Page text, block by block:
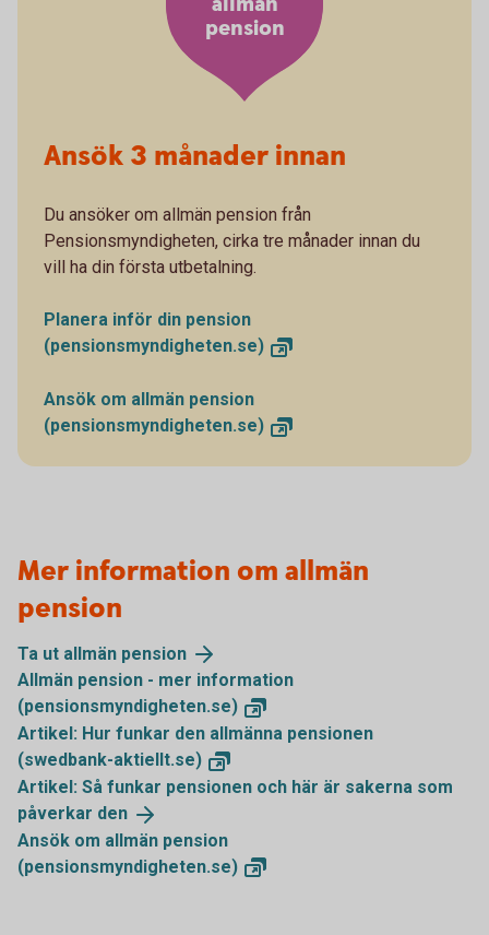
pension
Ansök 3 månader innan
Du ansöker om allmän pension från
Pensionsmyndigheten, cirka tre månader innan du
vill ha din första utbetalning.
Planera inför din pension
(pensionsmyndigheten.se)
Ansök om allmän pension
(pensionsmyndigheten.se)
Mer information om allmän
pension
Ta ut allmän pension
Allmän pension - mer information
(pensionsmyndigheten.se)
Artikel: Hur funkar den allmänna pensionen
(swedbank-aktiellt.se)
Artikel: Så funkar pensionen och här är sakerna som
påverkar den
Ansök om allmän pension
(pensionsmyndigheten.se)